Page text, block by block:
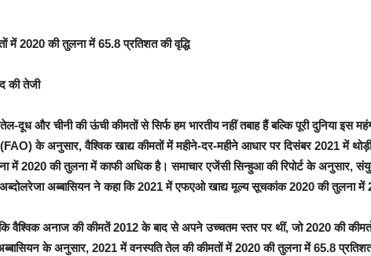
में 2020 की तुलना में 65.8 प्रतिशत की वृद्धि
की तेजी
तेल-दूध और चीनी की ऊंची कीमतों से सिर्फ हम भारतीय नहीं तबाह हैं बल्कि पूरी दुनिया इस
के अनुसार, वैश्विक खाद्य कीमतों में महीने-दर-महीने आधार पर दिसंबर 2021 में
में 2020 की तुलना में काफी अधिक है। समाचार एजेंसी सिन्हुआ की रिपोर्ट के अनुसार,
अब्दोलरेजा अब्बासियन ने कहा कि 2021 में एफएओ खाद्य मूल्य सूचकांक 2020 की तुलना
कि वैश्विक अनाज की कीमतें 2012 के बाद से अपने उच्चतम स्तर पर थीं, जो 2020 की
के अनुसार, 2021 में वनस्पति तेल की कीमतों में 2020 की तुलना में 65.8 प्रतिशत